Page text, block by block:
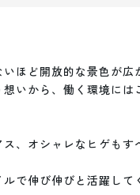
ほど開放的な景色が広
いから、働く環境には
、オシャレなヒゲもす
で伸び伸びと活躍して